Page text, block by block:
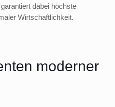
dabei höchste
Wirtschaftlichkeit.
moderner